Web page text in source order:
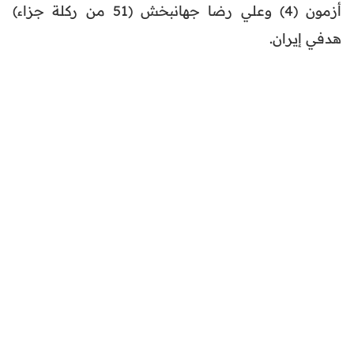
أزمون (4) وعلي رضا جهانبخش (51 من ركلة جزاء)
هدفي إيران.